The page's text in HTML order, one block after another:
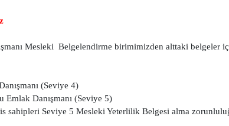
Mesleki Belgelendirme birimimizden alttaki belgeler
(Seviye 4)
Danışmanı (Seviye 5)
sahipleri Seviye 5 Mesleki Yeterlilik Belgesi alma